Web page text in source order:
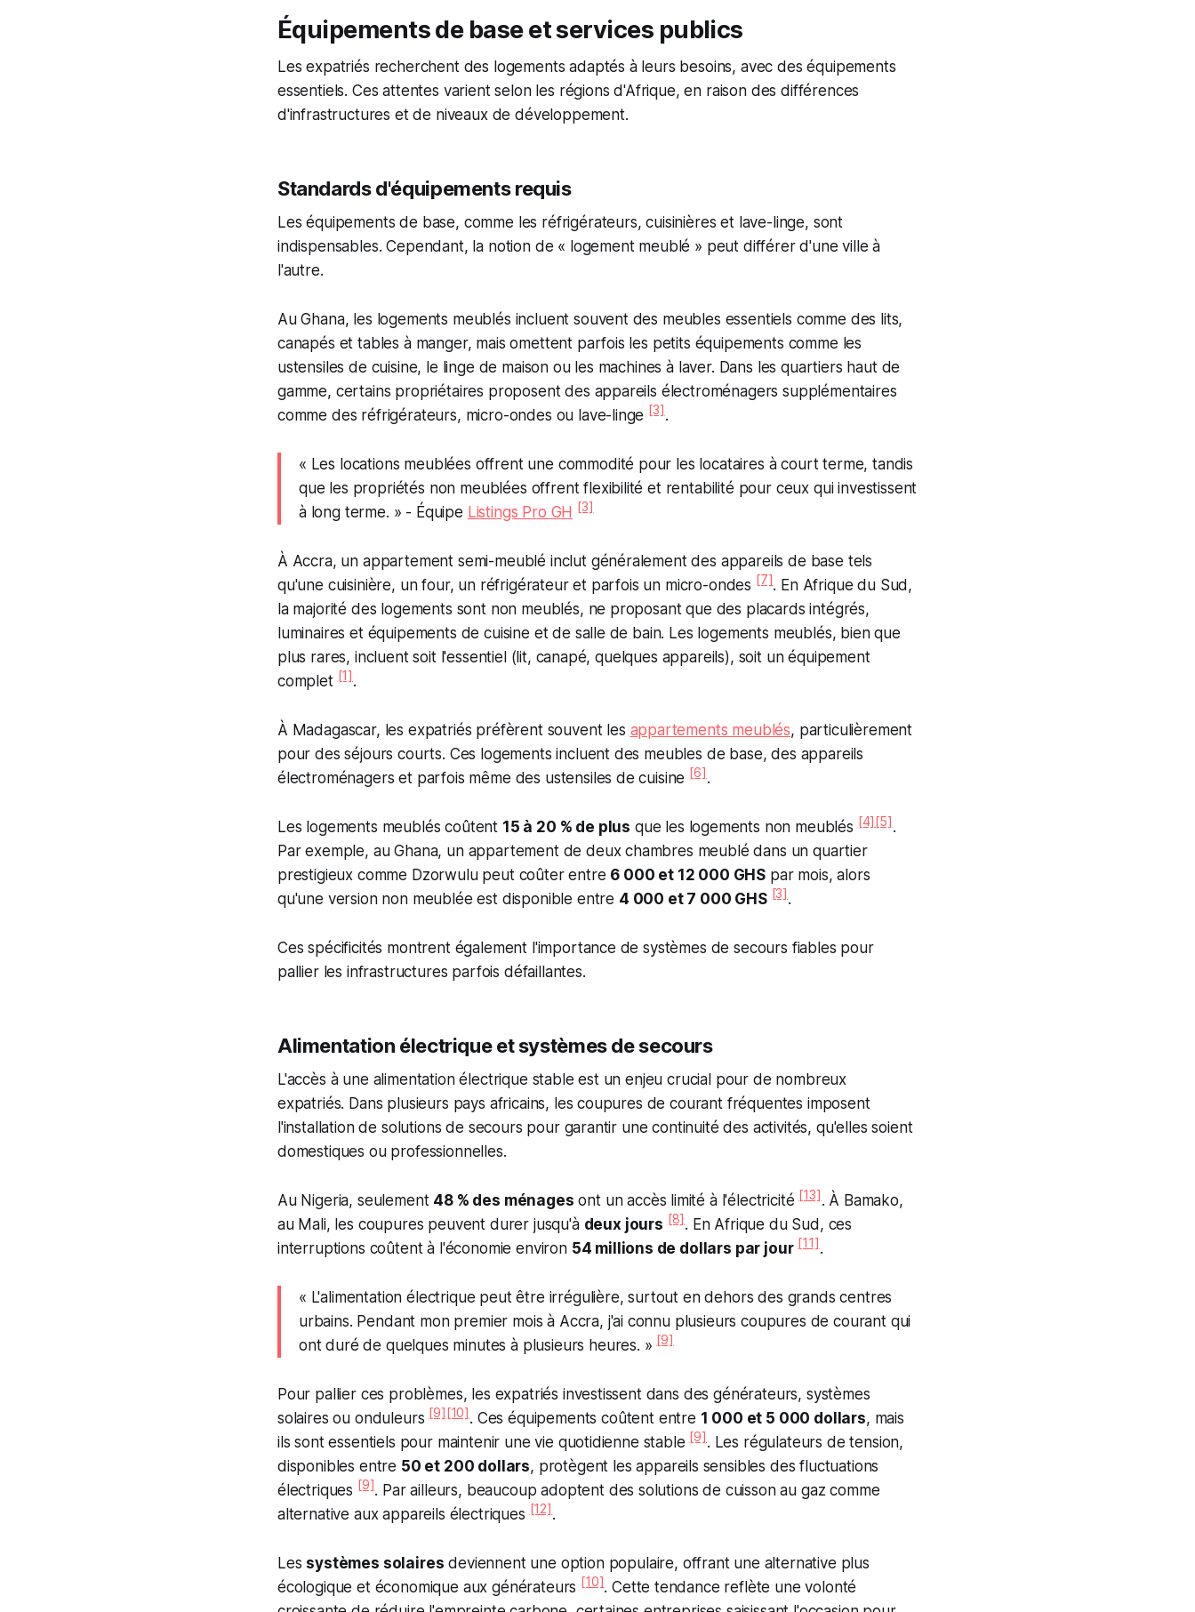
Équipements de base et services publics
Les expatriés recherchent des logements adaptés à leurs besoins, avec des équipements
essentiels. Ces attentes varient selon les régions d'Afrique, en raison des différences
d'infrastructures et de niveaux de développement.
Standards d'équipements requis
Les équipements de base, comme les réfrigérateurs, cuisinières et lave-linge, sont
indispensables. Cependant, la notion de « logement meublé » peut différer d'une ville à
l'autre.
Au Ghana, les logements meublés incluent souvent des meubles essentiels comme des lits,
canapés et tables à manger, mais omettent parfois les petits équipements comme les
ustensiles de cuisine, le linge de maison ou les machines à laver. Dans les quartiers haut de
gamme, certains propriétaires proposent des appareils électroménagers supplémentaires
comme des réfrigérateurs, micro-ondes ou lave-linge [3].
« Les locations meublées offrent une commodité pour les locataires à court terme, tandis
que les propriétés non meublées offrent flexibilité et rentabilité pour ceux qui investissent
à long terme. » - Équipe Listings Pro GH [3]
À Accra, un appartement semi-meublé inclut généralement des appareils de base tels
qu'une cuisinière, un four, un réfrigérateur et parfois un micro-ondes [7]. En Afrique du Sud,
la majorité des logements sont non meublés, ne proposant que des placards intégrés,
luminaires et équipements de cuisine et de salle de bain. Les logements meublés, bien que
plus rares, incluent soit l'essentiel (lit, canapé, quelques appareils), soit un équipement
complet[1].
À Madagascar, les expatriés préfèrent souvent les appartements meublés, particulièrement
pour des séjours courts. Ces logements incluent des meubles de base, des appareils
électroménagers et parfois même des ustensiles de cuisine [6].
Les logements meublés coûtent 15 à 20 % de plus que les logements non meublés[4][5].
Par exemple, au Ghana, un appartement de deux chambres meublé dans un quartier
prestigieux comme Dzorwulu peut coûter entre 6 000 et 12 000 GHS par mois, alors
qu'une version non meublée est disponible entre 4 000 et 7 000 GHS [3].
Ces spécificités montrent également l'importance de systèmes de secours fiables pour
pallier les infrastructures parfois défaillantes.
Alimentation électrique et systèmes de secours
L'accès à une alimentation électrique stable est un enjeu crucial pour de nombreux
expatriés. Dans plusieurs pays africains, les coupures de courant fréquentes imposent
l'installation de solutions de secours pour garantir une continuité des activités, qu'elles soient
domestiques ou professionnelles.
Au Nigeria, seulement 48 % des ménages ont un accès limité à l'électricité[13]. À Bamako,
au Mali, les coupures peuvent durer jusqu'à deux jours [8]. En Afrique du Sud, ces
interruptions coûtent à l'économie environ 54 millions de dollars par jour [11].
« L'alimentation électrique peut être irrégulière, surtout en dehors des grands centres
urbains. Pendant mon premier mois à Accra, j'ai connu plusieurs coupures de courant qui
ont duré de quelques minutes à plusieurs heures. »[9]
Pour pallier ces problèmes, les expatriés investissent dans des générateurs, systèmes
solaires ou onduleurs[9][10]. Ces équipements coûtent entre 1 000 et 5 000 dollars, mais
ils sont essentiels pour maintenir une vie quotidienne stable[9]. Les régulateurs de tension,
disponibles entre 50 et 200 dollars, protègent les appareils sensibles des fluctuations
électriques [9]. Par ailleurs, beaucoup adoptent des solutions de cuisson au gaz comme
alternative aux appareils électriques[12].
Les systèmes solaires deviennent une option populaire, offrant une alternative plus
écologique et économique aux générateurs [10]. Cette tendance reflète une volonté